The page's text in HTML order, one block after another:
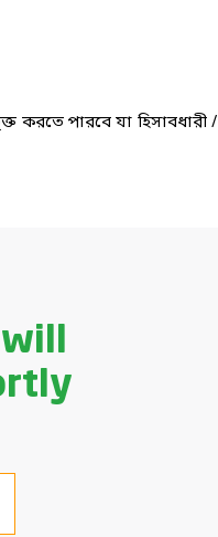
করতে পারবে যা হিসাবধারী /